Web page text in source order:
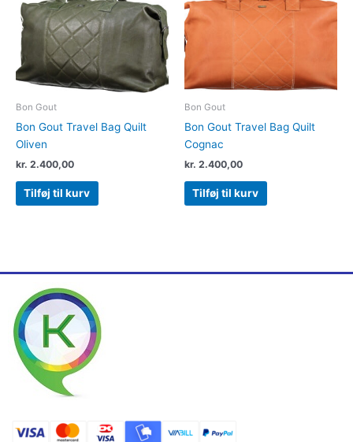
Bon Gout
Bon Gout Travel Bag Quilt
Oliven
kr. 2.400,00
Tilføj til kurv
Bon Gout
Bon Gout Travel Bag Quilt
Cognac
kr. 2.400,00
Tilføj til kurv